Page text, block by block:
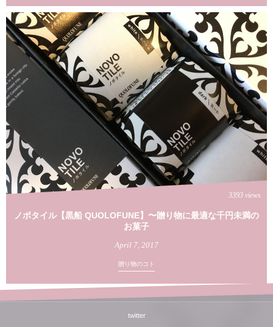
ノボタイル【黒船 QUOLOFUNE】〜贈り物に最適な千円未満の
お菓子
April 7, 2017
贈り物のコト
3393 views
twitter